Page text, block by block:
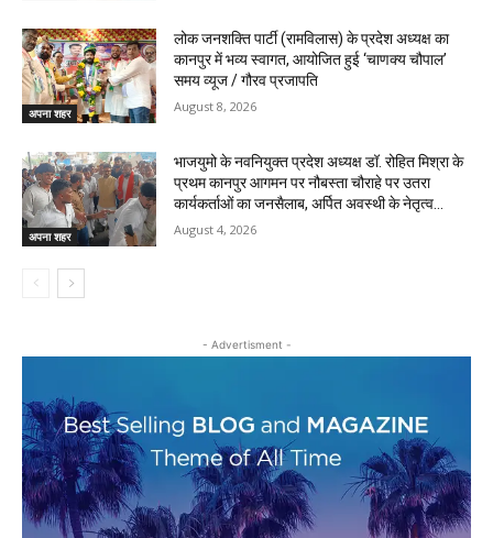
अपना शहर
लोक जनशक्ति पार्टी (रामविलास) के प्रदेश अध्यक्ष का
कानपुर में भव्य स्वागत, आयोजित हुई ‘चाणक्य चौपाल’ ​
समय व्यूज / गौरव प्रजापति
August 8, 2026
अपना शहर
भाजयुमो के नवनियुक्त प्रदेश अध्यक्ष डॉ. रोहित मिश्रा के
प्रथम कानपुर आगमन पर नौबस्ता चौराहे पर उतरा
कार्यकर्ताओं का जनसैलाब, अर्पित अवस्थी के नेतृत्व...
August 4, 2026
- Advertisment -